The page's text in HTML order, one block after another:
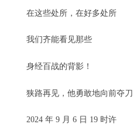
在这些处所，在好多处所
我们齐能看见那些
身经百战的背影！
狭路再见，他勇敢地向前夺刀
2024 年 9 月 6 日 19 时许